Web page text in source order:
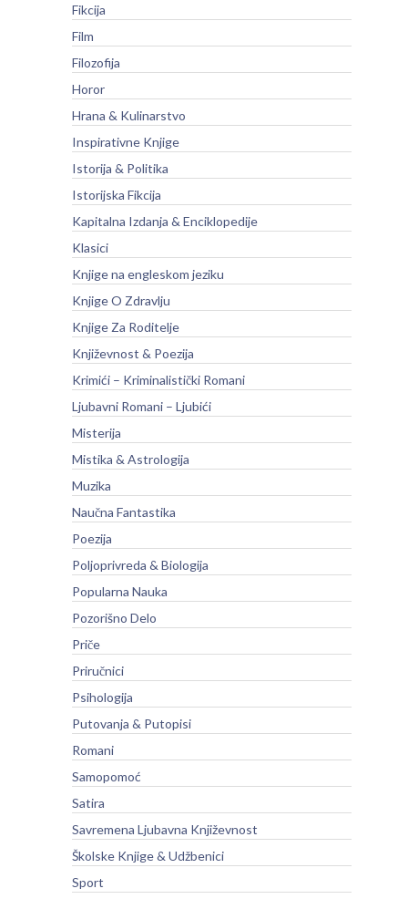
Fikcija
Film
Filozofija
Horor
Hrana & Kulinarstvo
Inspirativne Knjige
Istorija & Politika
Istorijska Fikcija
Kapitalna Izdanja & Enciklopedije
Klasici
Knjige na engleskom jeziku
Knjige O Zdravlju
Knjige Za Roditelje
Književnost & Poezija
Krimići – Kriminalistički Romani
Ljubavni Romani – Ljubići
Misterija
Mistika & Astrologija
Muzika
Naučna Fantastika
Poezija
Poljoprivreda & Biologija
Popularna Nauka
Pozorišno Delo
Priče
Priručnici
Psihologija
Putovanja & Putopisi
Romani
Samopomoć
Satira
Savremena Ljubavna Književnost
Školske Knjige & Udžbenici
Sport